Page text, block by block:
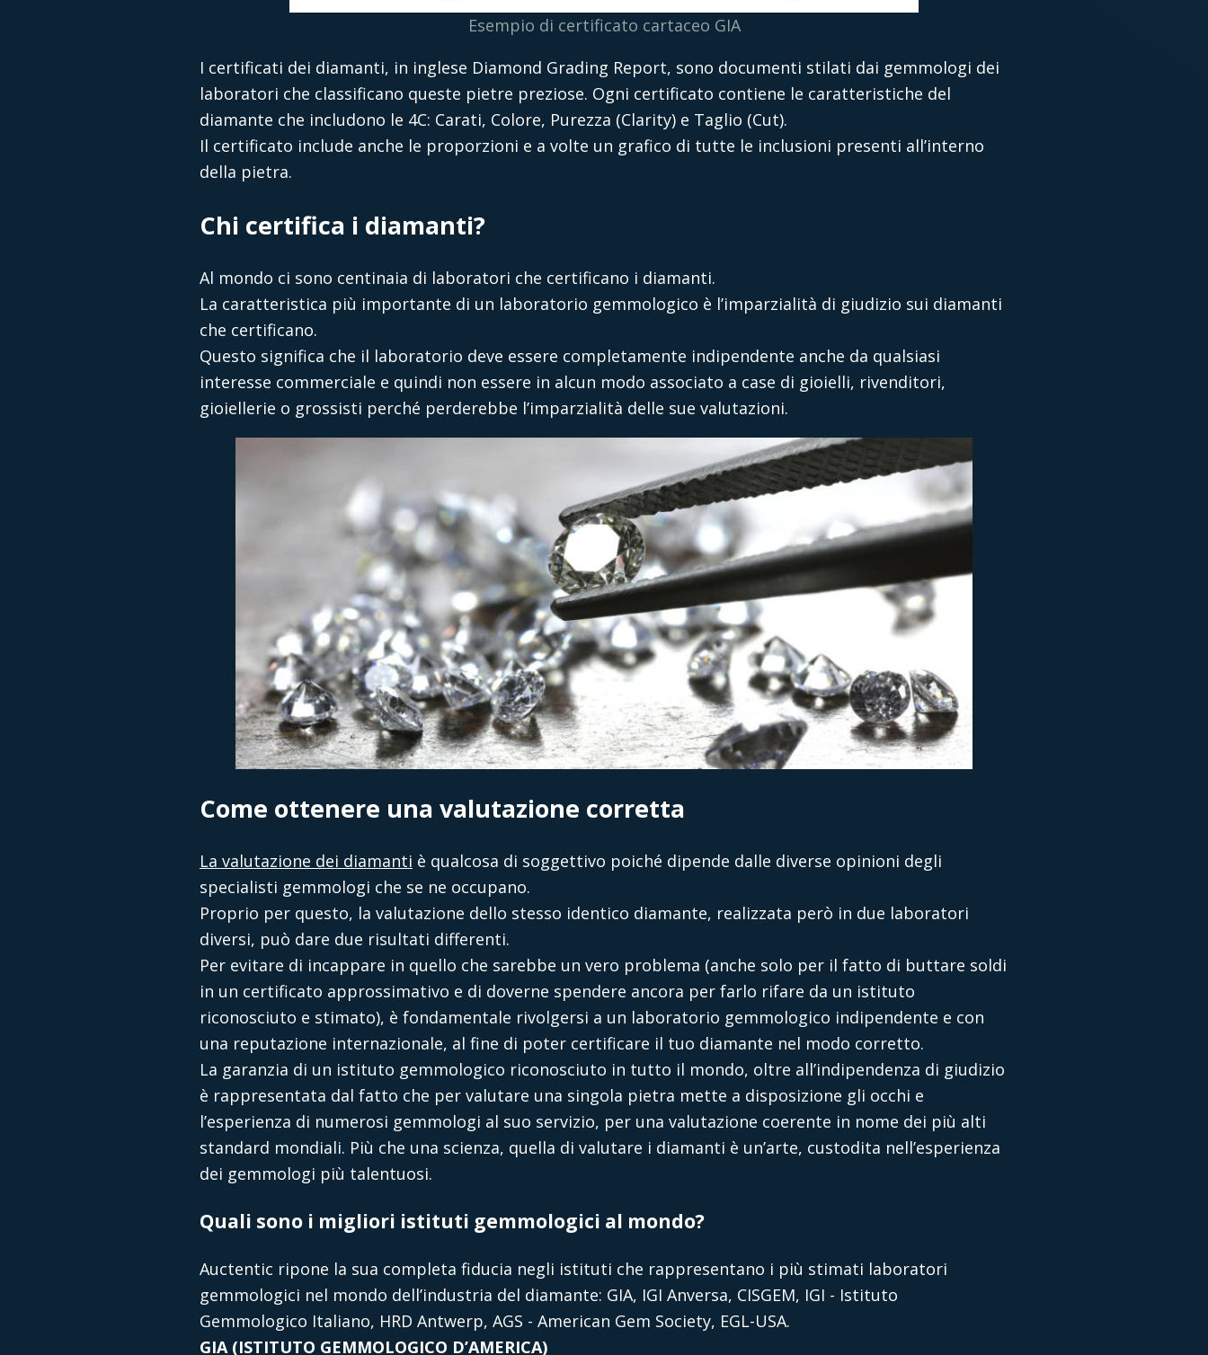
Esempio di certificato cartaceo GIA
I certificati dei diamanti, in inglese Diamond Grading Report, sono documenti stilati dai gemmologi dei
laboratori che classificano queste pietre preziose. Ogni certificato contiene le caratteristiche del
diamante che includono le 4C: Carati, Colore, Purezza (Clarity) e Taglio (Cut).
Il certificato include anche le proporzioni e a volte un grafico di tutte le inclusioni presenti all’interno
della pietra.
Chi certifica i diamanti?
Al mondo ci sono centinaia di laboratori che certificano i diamanti.
La caratteristica più importante di un laboratorio gemmologico è l’imparzialità di giudizio sui diamanti
che certificano.
Questo significa che il laboratorio deve essere completamente indipendente anche da qualsiasi
interesse commerciale e quindi non essere in alcun modo associato a case di gioielli, rivenditori,
gioiellerie o grossisti perché perderebbe l’imparzialità delle sue valutazioni.
Come ottenere una valutazione corretta
La valutazione dei diamanti è qualcosa di soggettivo poiché dipende dalle diverse opinioni degli
specialisti gemmologi che se ne occupano.
Proprio per questo, la valutazione dello stesso identico diamante, realizzata però in due laboratori
diversi, può dare due risultati differenti.
Per evitare di incappare in quello che sarebbe un vero problema (anche solo per il fatto di buttare soldi
in un certificato approssimativo e di doverne spendere ancora per farlo rifare da un istituto
riconosciuto e stimato), è fondamentale rivolgersi a un laboratorio gemmologico indipendente e con
una reputazione internazionale, al fine di poter certificare il tuo diamante nel modo corretto.
La garanzia di un istituto gemmologico riconosciuto in tutto il mondo, oltre all’indipendenza di giudizio
è rappresentata dal fatto che per valutare una singola pietra mette a disposizione gli occhi e
l’esperienza di numerosi gemmologi al suo servizio, per una valutazione coerente in nome dei più alti
standard mondiali. Più che una scienza, quella di valutare i diamanti è un’arte, custodita nell’esperienza
dei gemmologi più talentuosi.
Quali sono i migliori istituti gemmologici al mondo?
Auctentic ripone la sua completa fiducia negli istituti che rappresentano i più stimati laboratori
gemmologici nel mondo dell’industria del diamante: GIA, IGI Anversa, CISGEM, IGI - Istituto
Gemmologico Italiano, HRD Antwerp, AGS - American Gem Society, EGL-USA.
GIA (ISTITUTO GEMMOLOGICO D’AMERICA)